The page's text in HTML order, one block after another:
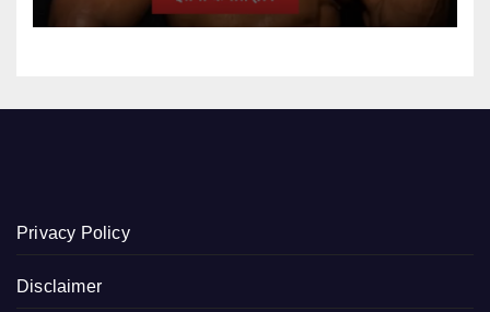
Privacy Policy
Disclaimer